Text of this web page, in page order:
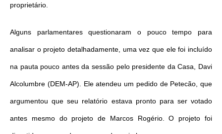
proprietário.
Alguns parlamentares questionaram o pouco tempo para
analisar o projeto detalhadamente, uma vez que ele foi incluído
na pauta pouco antes da sessão pelo presidente da Casa, Davi
Alcolumbre (DEM-AP). Ele atendeu um pedido de Petecão, que
argumentou que seu relatório estava pronto para ser votado
antes mesmo do projeto de Marcos Rogério. O projeto foi